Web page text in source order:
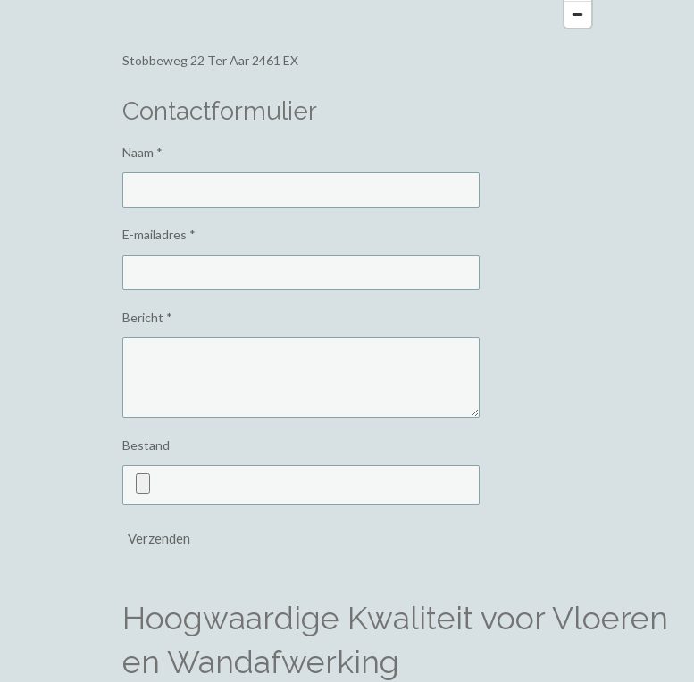
Stobbeweg 22 Ter Aar 2461 EX
Contactformulier
Naam *
E-mailadres *
Bericht *
Bestand
Verzenden
Hoogwaardige Kwaliteit voor Vloeren
en Wandafwerking